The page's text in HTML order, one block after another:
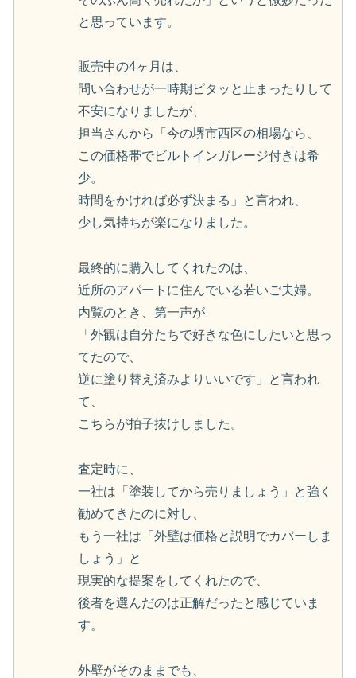
と思っています。
販売中の4ヶ月は、
問い合わせが一時期ピタッと止まったりして
不安になりましたが、
担当さんから「今の堺市西区の相場なら、
この価格帯でビルトインガレージ付きは希
少。
時間をかければ必ず決まる」と言われ、
少し気持ちが楽になりました。
最終的に購入してくれたのは、
近所のアパートに住んでいる若いご夫婦。
内覧のとき、第一声が
「外観は自分たちで好きな色にしたいと思っ
てたので、
逆に塗り替え済みよりいいです」と言われ
て、
こちらが拍子抜けしました。
査定時に、
一社は「塗装してから売りましょう」と強く
勧めてきたのに対し、
もう一社は「外壁は価格と説明でカバーしま
しょう」と
現実的な提案をしてくれたので、
後者を選んだのは正解だったと感じていま
す。
外壁がそのままでも、